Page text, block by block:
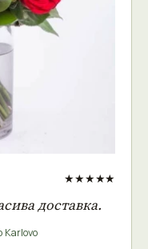
★★★★★
доставка.
Karlovo